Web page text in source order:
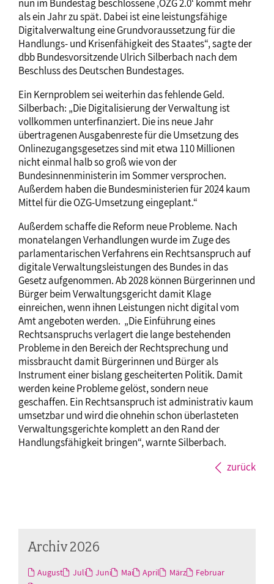
nun im Bundestag beschlossene ‚OZG 2.0‘ kommt mehr
als ein Jahr zu spät. Dabei ist eine leistungsfähige
Digitalverwaltung eine Grundvoraussetzung für die
Handlungs- und Krisenfähigkeit des Staates“, sagte der
dbb Bundesvorsitzende Ulrich Silberbach nach dem
Beschluss des Deutschen Bundestages.
Ein Kernproblem sei weiterhin das fehlende Geld.
Silberbach: „Die Digitalisierung der Verwaltung ist
vollkommen unterfinanziert. Die ins neue Jahr
übertragenen Ausgabenreste für die Umsetzung des
Onlinezugangsgesetzes sind mit etwa 110 Millionen
nicht einmal halb so groß wie von der
Bundesinnenministerin im Sommer versprochen.
Außerdem haben die Bundesministerien für 2024 kaum
Mittel für die OZG-Umsetzung eingeplant.“
Außerdem schaffe die Reform neue Probleme. Nach
monatelangen Verhandlungen wurde im Zuge des
parlamentarischen Verfahrens ein Rechtsanspruch auf
digitale Verwaltungsleistungen des Bundes in das
Gesetz aufgenommen. Ab 2028 können Bürgerinnen und
Bürger beim Verwaltungsgericht damit Klage
einreichen, wenn ihnen Leistungen nicht digital vom
Amt angeboten werden. „Die Einführung eines
Rechtsanspruchs verlagert die lange bestehenden
Probleme in den Bereich der Rechtsprechung und
missbraucht damit Bürgerinnen und Bürger als
Instrument einer bislang gescheiterten Politik. Damit
werden keine Probleme gelöst, sondern neue
geschaffen. Ein Rechtsanspruch ist administrativ kaum
umsetzbar und wird die ohnehin schon überlasteten
Verwaltungsgerichte komplett an den Rand der
Handlungsfähigkeit bringen“, warnte Silberbach.
zurück
Archiv 2026
August Juli Juni Mai April März
Februar